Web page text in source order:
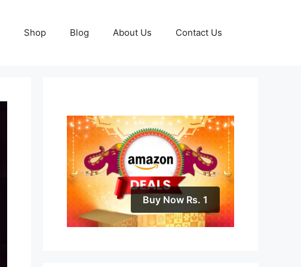
Shop Blog About Us Contact Us
Buy Now Rs. 1